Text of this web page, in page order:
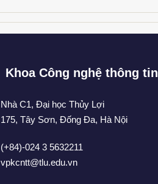
Khoa Công nghệ thông tin
Nhà C1, Đại học Thủy Lợi
175, Tây Sơn, Đống Đa, Hà Nội
(+84)-024 3 5632211
vpkcntt@tlu.edu.vn